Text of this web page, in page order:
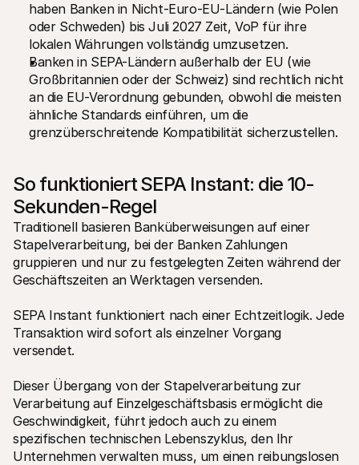
haben Banken in Nicht-Euro-EU-Ländern (wie Polen
oder Schweden) bis Juli 2027 Zeit, VoP für ihre
lokalen Währungen vollständig umzusetzen.
Banken in SEPA-Ländern außerhalb der EU (wie
Großbritannien oder der Schweiz) sind rechtlich nicht
an die EU-Verordnung gebunden, obwohl die meisten
ähnliche Standards einführen, um die
grenzüberschreitende Kompatibilität sicherzustellen.
So funktioniert SEPA Instant: die 10-
Sekunden-Regel
Traditionell basieren Banküberweisungen auf einer
Stapelverarbeitung, bei der Banken Zahlungen
gruppieren und nur zu festgelegten Zeiten während der
Geschäftszeiten an Werktagen versenden.
SEPA Instant funktioniert nach einer Echtzeitlogik. Jede
Transaktion wird sofort als einzelner Vorgang
versendet.
Dieser Übergang von der Stapelverarbeitung zur
Verarbeitung auf Einzelgeschäftsbasis ermöglicht die
Geschwindigkeit, führt jedoch auch zu einem
spezifischen technischen Lebenszyklus, den Ihr
Unternehmen verwalten muss, um einen reibungslosen